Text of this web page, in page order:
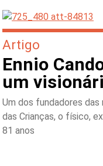
Artigo
Ennio
um
Um dos fundadores das
das Crianças, o físico,
81 anos